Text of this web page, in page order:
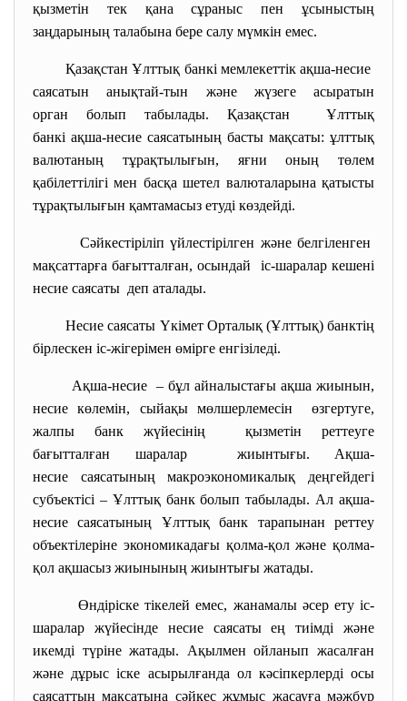
қызметін тек қана сұраныс пен ұсыныстың
заңдарының талабына бере салу мүмкін емес.
Қазақстан Ұлттық банкі мемлекеттік ақша-несие
саясатын анықтай-тын және жүзеге асыратын
орган болып табылады. Қазақстан Ұлттық
банкі ақша-несие саясатының басты мақсаты: ұлттық
валютаның тұрақтылығын, яғни оның төлем
қабілеттілігі мен басқа шетел валюталарына қатысты
тұрақтылығын қамтамасыз етуді көздейді.
Сәйкестіріліп үйлестірілген және белгіленген
мақсаттарға бағытталған, осындай іс-шаралар кешені
несие саясаты деп аталады.
Несие саясаты Үкімет Орталық (Ұлттық) банктің
бірлескен іс-жігерімен өмірге енгізіледі.
Ақша-несие – бұл айналыстағы ақша жиынын,
несие көлемін, сыйақы мөлшерлемесін өзгертуге,
жалпы банк жүйесінің қызметін реттеуге
бағытталған шаралар жиынтығы. Ақша-
несие саясатының макроэкономикалық деңгейдегі
субъектісі – Ұлттық банк болып табылады. Ал ақша-
несие саясатының Ұлттық банк тарапынан реттеу
объектілеріне экономикадағы қолма-қол және қолма-
қол ақшасыз жиынының жиынтығы жатады.
Өндіріске тікелей емес, жанамалы әсер ету іс-
шаралар жүйесінде несие саясаты ең тиімді және
икемді түріне жатады. Ақылмен ойланып жасалған
және дұрыс іске асырылғанда ол кәсіпкерлерді осы
саясаттың мақсатына сәйкес жұмыс жасауға мәжбүр